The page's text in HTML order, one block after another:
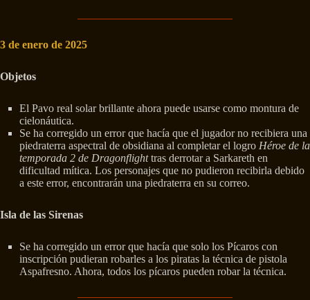
3 de enero de 2025
Objetos
El Pavo real solar brillante ahora puede usarse como montura de
cielonáutica.
Se ha corregido un error que hacía que el jugador no recibiera una
piedraterra aspectral de obsidiana al completar el logro Héroe de la
temporada 2 de Dragonflighttras derrotar a Sarkareth en
dificultad mítica. Los personajes que no pudieron recibirla debido
a este error, encontrarán una piedraterra en su correo.
Isla de las Sirenas
Se ha corregido un error que hacía que solo los Pícaros con
inscripción pudieran robarles a los piratas la técnica de pistola
Aspafresno. Ahora, todos los pícaros pueden robar la técnica.